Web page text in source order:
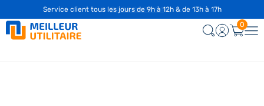
Service client tous les jours de 9h à 12h & de 13h à 17h
☎️04 28 29 75 94
0